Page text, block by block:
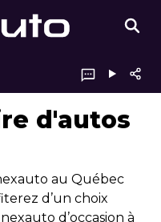
d'autos
au Québec
d’un choix
d’occasion à